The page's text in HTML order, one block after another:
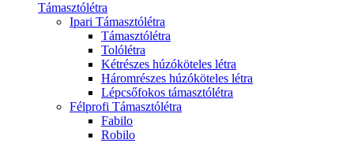
Támasztólétra
Ipari Támasztólétra
Támasztólétra
Tolólétra
Kétrészes húzóköteles létra
Háromrészes húzóköteles létra
Lépcsőfokos támasztólétra
Félprofi Támasztólétra
Fabilo
Robilo